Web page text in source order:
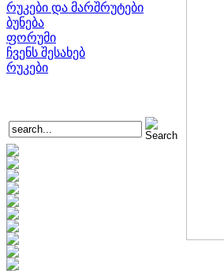
რუკები და მარშრუტები
ბუნება
ფორუმი
ჩვენს შესახებ
რუკები